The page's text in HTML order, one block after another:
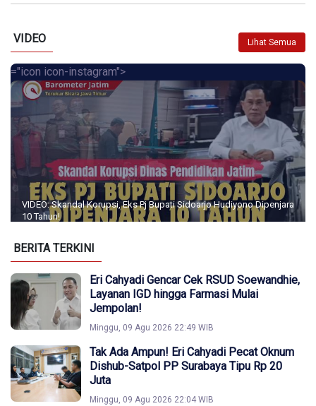
VIDEO Lihat Semua
="icon icon-instagram">
VIDEO: Skandal Korupsi, Eks Pj Bupati Sidoarjo Hudiyono Dipenjara
10 Tahun!
BERITA TERKINI
Eri Cahyadi Gencar Cek RSUD Soewandhie,
Layanan IGD hingga Farmasi Mulai
Jempolan!
Minggu, 09 Agu 2026 22:49 WIB
Tak Ada Ampun! Eri Cahyadi Pecat Oknum
Dishub-Satpol PP Surabaya Tipu Rp 20
Juta
Minggu, 09 Agu 2026 22:04 WIB